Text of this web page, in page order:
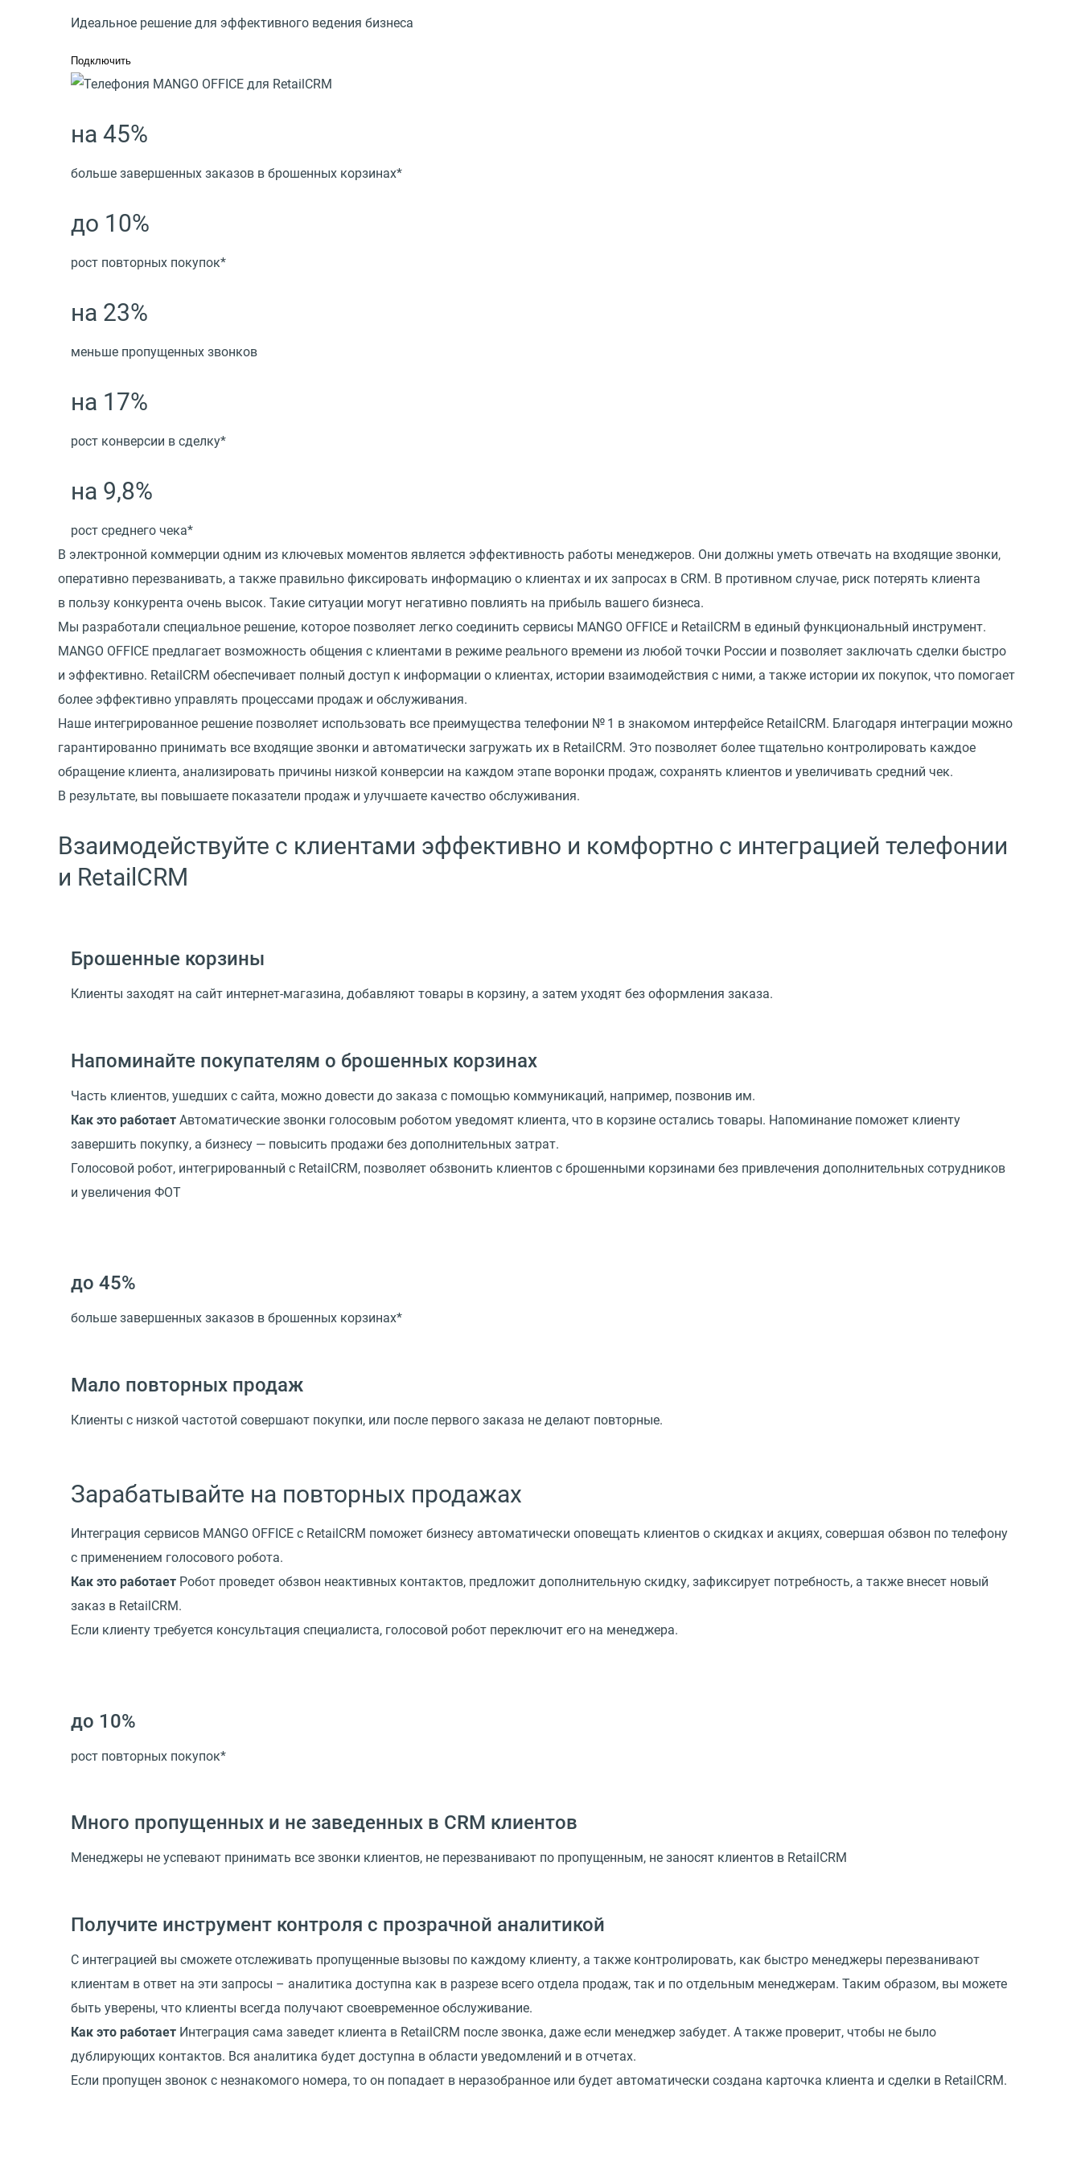
Идеальное решение для эффективного ведения бизнеса
Подключить
на 45%
больше завершенных заказов в брошенных корзинах*
до 10%
рост повторных покупок*
на 23%
меньше пропущенных звонков
на 17%
рост конверсии в сделку*
на 9,8%
рост среднего чека*
В электронной коммерции одним из ключевых моментов является эффективность работы менеджеров. Они должны уметь отвечать на входящие звонки,
оперативно перезванивать, а также правильно фиксировать информацию о клиентах и их запросах в CRM. В противном случае, риск потерять клиента
в пользу конкурента очень высок. Такие ситуации могут негативно повлиять на прибыль вашего бизнеса.
Мы разработали специальное решение, которое позволяет легко соединить сервисы MANGO OFFICE и RetailCRM в единый функциональный инструмент.
MANGO OFFICE предлагает возможность общения с клиентами в режиме реального времени из любой точки России и позволяет заключать сделки быстро
и эффективно. RetailCRM обеспечивает полный доступ к информации о клиентах, истории взаимодействия с ними, а также истории их покупок, что помогает
более эффективно управлять процессами продаж и обслуживания.
Наше интегрированное решение позволяет использовать все преимущества телефонии № 1 в знакомом интерфейсе RetailCRM. Благодаря интеграции можно
гарантированно принимать все входящие звонки и автоматически загружать их в RetailCRM. Это позволяет более тщательно контролировать каждое
обращение клиента, анализировать причины низкой конверсии на каждом этапе воронки продаж, сохранять клиентов и увеличивать средний чек.
В результате, вы повышаете показатели продаж и улучшаете качество обслуживания.
Взаимодействуйте с клиентами эффективно и комфортно с интеграцией телефонии
и RetailCRM
Брошенные корзины
Клиенты заходят на сайт интернет-магазина, добавляют товары в корзину, а затем уходят без оформления заказа.
Напоминайте покупателям о брошенных корзинах
Часть клиентов, ушедших с сайта, можно довести до заказа с помощью коммуникаций, например, позвонив им.
Как это работает Автоматические звонки голосовым роботом уведомят клиента, что в корзине остались товары. Напоминание поможет клиенту
завершить покупку, а бизнесу — повысить продажи без дополнительных затрат.
Голосовой робот, интегрированный с RetailCRM, позволяет обзвонить клиентов с брошенными корзинами без привлечения дополнительных сотрудников
и увеличения ФОТ
до 45%
больше завершенных заказов в брошенных корзинах*
Мало повторных продаж
Клиенты с низкой частотой совершают покупки, или после первого заказа не делают повторные.
Зарабатывайте на повторных продажах
Интеграция сервисов MANGO OFFICE с RetailCRM поможет бизнесу автоматически оповещать клиентов о скидках и акциях, совершая обзвон по телефону
с применением голосового робота.
Как это работает Робот проведет обзвон неактивных контактов, предложит дополнительную скидку, зафиксирует потребность, а также внесет новый
заказ в RetailCRM.
Если клиенту требуется консультация специалиста, голосовой робот переключит его на менеджера.
до 10%
рост повторных покупок*
Много пропущенных и не заведенных в CRM клиентов
Менеджеры не успевают принимать все звонки клиентов, не перезванивают по пропущенным, не заносят клиентов в RetailCRM
Получите инструмент контроля с прозрачной аналитикой
С интеграцией вы сможете отслеживать пропущенные вызовы по каждому клиенту, а также контролировать, как быстро менеджеры перезванивают
клиентам в ответ на эти запросы – аналитика доступна как в разрезе всего отдела продаж, так и по отдельным менеджерам. Таким образом, вы можете
быть уверены, что клиенты всегда получают своевременное обслуживание.
Как это работает Интеграция сама заведет клиента в RetailCRM после звонка, даже если менеджер забудет. А также проверит, чтобы не было
дублирующих контактов. Вся аналитика будет доступна в области уведомлений и в отчетах.
Если пропущен звонок с незнакомого номера, то он попадает в неразобранное или будет автоматически создана карточка клиента и сделки в RetailCRM.